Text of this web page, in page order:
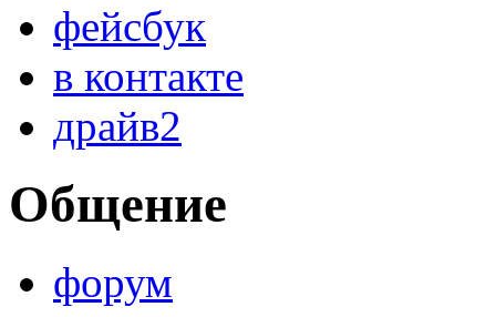
фейсбук
в контакте
драйв2
Общение
форум